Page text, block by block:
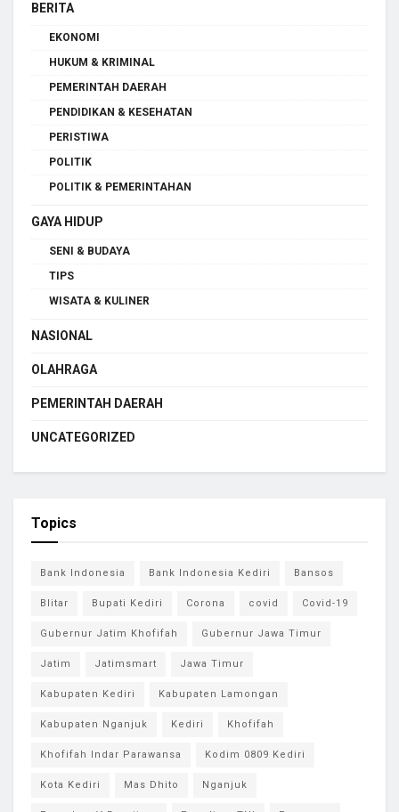
BERITA
EKONOMI
HUKUM & KRIMINAL
PEMERINTAH DAERAH
PENDIDIKAN & KESEHATAN
PERISTIWA
POLITIK
POLITIK & PEMERINTAHAN
GAYA HIDUP
SENI & BUDAYA
TIPS
WISATA & KULINER
NASIONAL
OLAHRAGA
PEMERINTAH DAERAH
UNCATEGORIZED
Topics
Bank Indonesia Bank Indonesia Kediri Bansos
Blitar Bupati Kediri Corona covid Covid-19
Gubernur Jatim Khofifah Gubernur Jawa Timur
Jatim Jatimsmart Jawa Timur
Kabupaten Kediri Kabupaten Lamongan
Kabupaten Nganjuk Kediri Khofifah
Khofifah Indar Parawansa Kodim 0809 Kediri
Kota Kediri Mas Dhito Nganjuk